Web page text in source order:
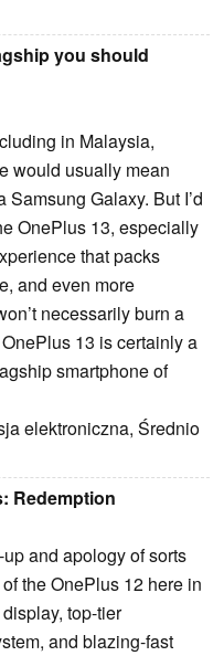
you should
in Malaysia,
would usually mean
Galaxy. But I’d
OnePlus 13, especially
that packs
and even more
necessarily burn a
13 is certainly a
smartphone of
elektroniczna, Średnio
Redemption
and apology of sorts
the OnePlus 12 here in
top-tier
and blazing-fast